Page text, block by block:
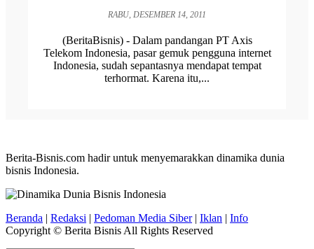
RABU, DESEMBER 14, 2011
(BeritaBisnis) - Dalam pandangan PT Axis
Telekom Indonesia, pasar gemuk pengguna internet
Indonesia, sudah sepantasnya mendapat tempat
terhormat. Karena itu,...
Berita-Bisnis.com hadir untuk menyemarakkan dinamika dunia
bisnis Indonesia.
Beranda | Redaksi | Pedoman Media Siber| Iklan | Info
Copyright © Berita Bisnis All Rights Reserved